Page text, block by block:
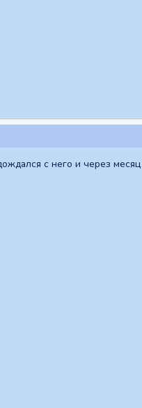
с него и через